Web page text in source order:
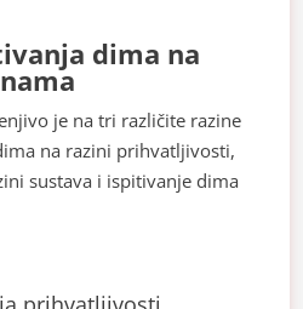
dima na
je na tri različite razine
na razini prihvatljivosti,
sustava i ispitivanje dima